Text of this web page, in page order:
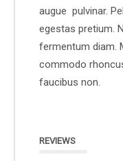
augue pulvinar.
egestas pretium.
fermentum diam.
commodo
faucibus non.
REVIEWS